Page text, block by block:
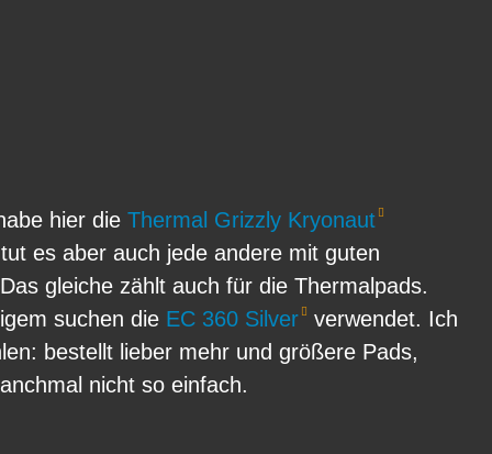
hier die Thermal Grizzly Kryonaut
es aber auch jede andere mit guten
gleiche zählt auch für die Thermalpads.
suchen die EC 360 Silver
verwendet. Ich
bestellt lieber mehr und größere Pads,
nicht so einfach.